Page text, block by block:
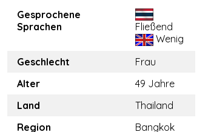
Gesprochene
Sprachen
Fließend
Wenig
Geschlecht
Frau
Alter
49 Jahre
Land
Thailand
Region
Bangkok